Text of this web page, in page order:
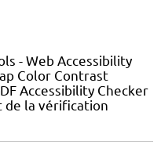
- Web Accessibility
Color Contrast
Accessibility Checker
de la vérification